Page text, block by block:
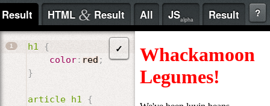
?
HTML & Result All JSalpha Result
h1
{
color: red;
}
article h1
{
✓